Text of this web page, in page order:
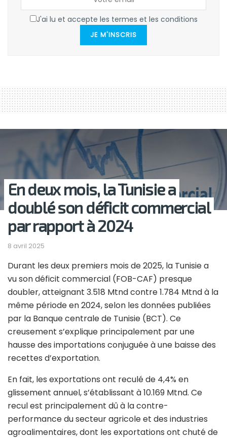
J'ai lu et accepte les termes et les conditions
JE M'INSCRIS
En deux mois, la Tunisie a
doublé son déficit commercial
par rapport à 2024
8 avril 2025
Durant les deux premiers mois de 2025, la Tunisie a
vu son déficit commercial (FOB-CAF) presque
doubler, atteignant 3.518 Mtnd contre 1.784 Mtnd à la
même période en 2024, selon les données publiées
par la Banque centrale de Tunisie (BCT). Ce
creusement s’explique principalement par une
hausse des importations conjuguée à une baisse des
recettes d’exportation.
En fait, les exportations ont reculé de 4,4% en
glissement annuel, s’établissant à 10.169 Mtnd. Ce
recul est principalement dû à la contre-
performance du secteur agricole et des industries
agroalimentaires, dont les exportations ont chuté de